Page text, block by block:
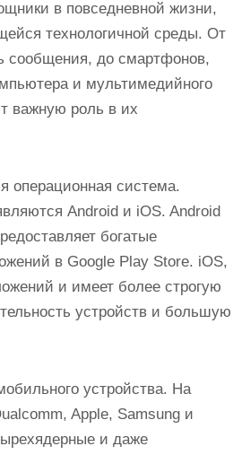
в повседневной жизни,
технологичной среды. От
сообщения, до смартфонов,
и мультимедийного
важную роль в их
операционная система.
Android и iOS. Android
богатые
в Google Play Store. iOS,
и имеет более строгую
устройств и большую
устройства. На
Apple, Samsung и
и даже